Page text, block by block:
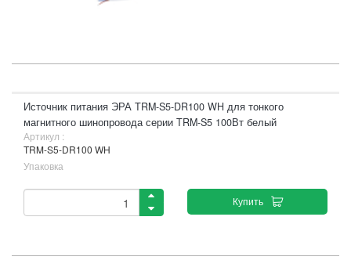
Источник питания ЭРА TRM-S5-DR100 WH для тонкого
магнитного шинопровода серии TRM-S5 100Вт белый
Артикул :
TRM-S5-DR100 WH
Упаковка
Купить